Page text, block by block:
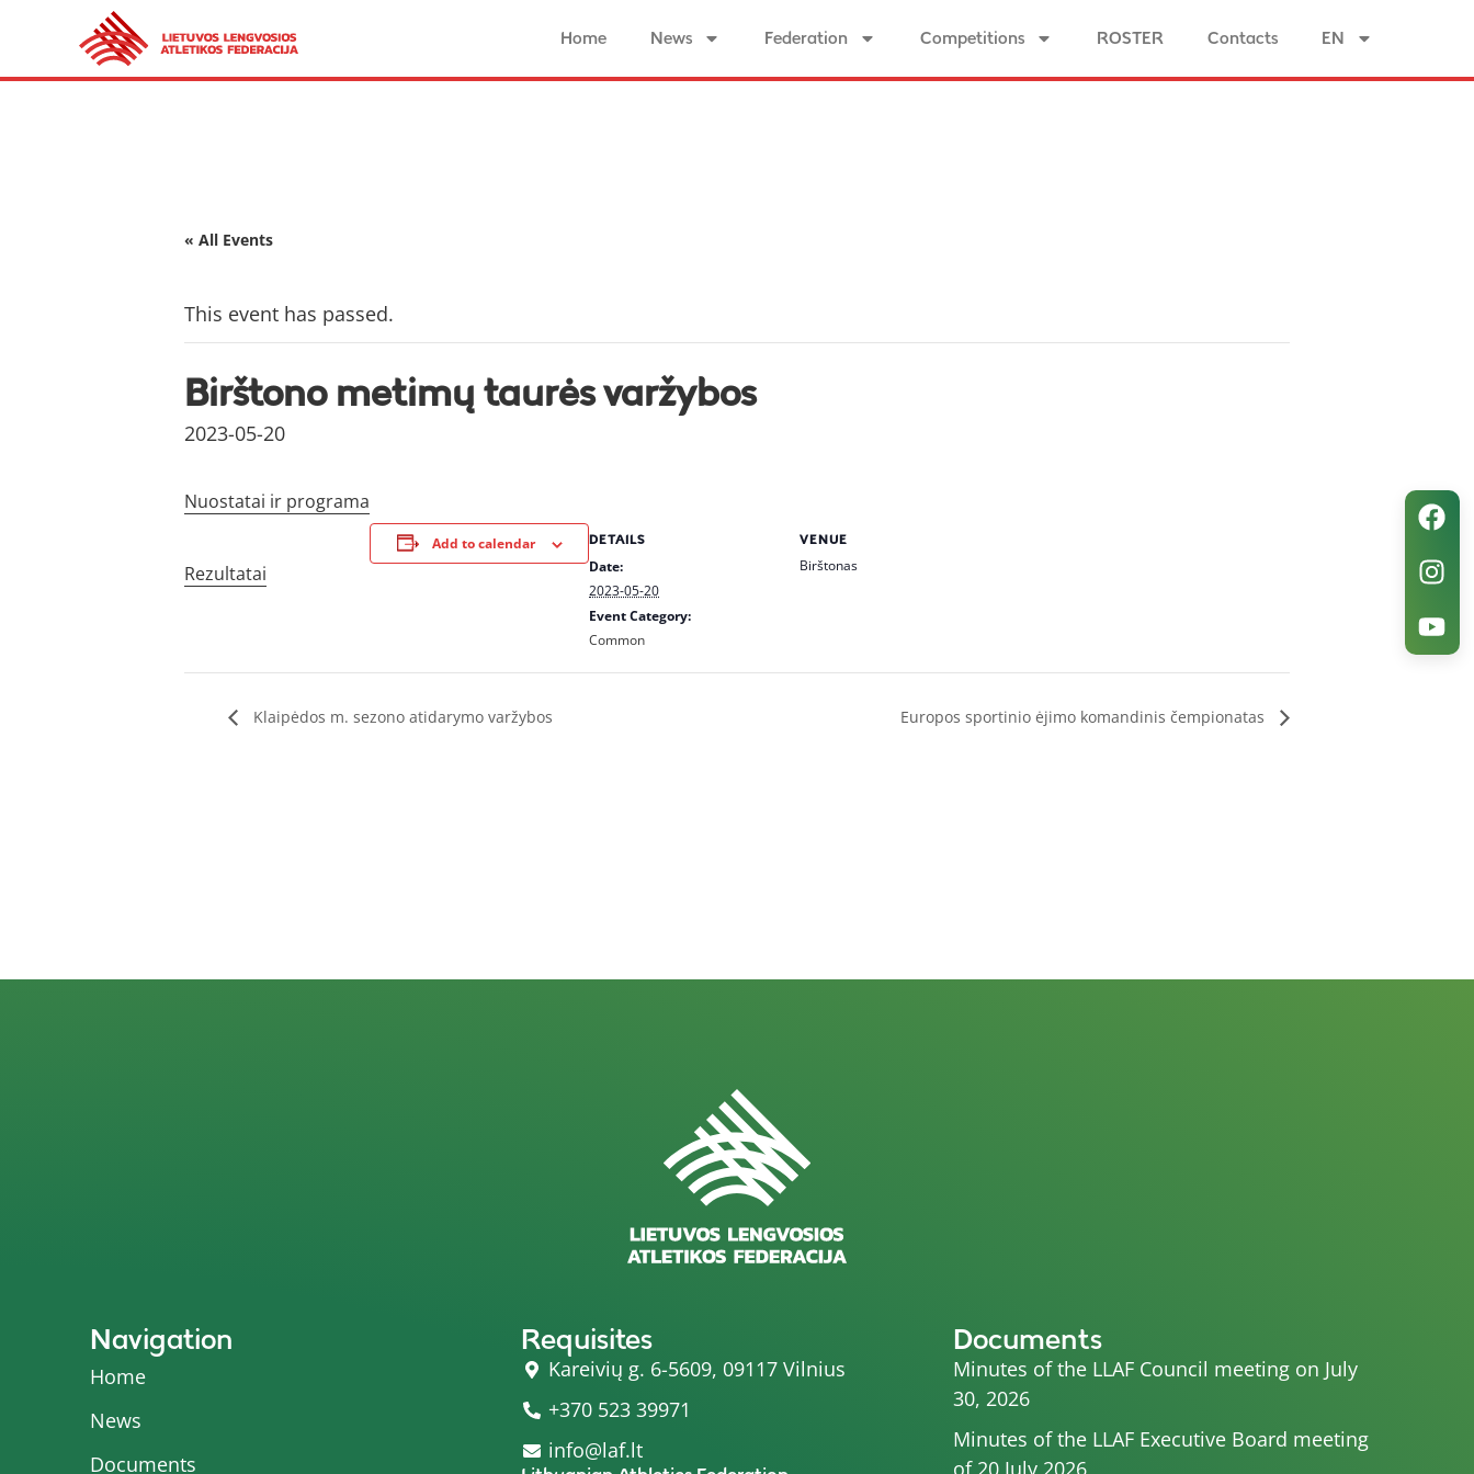
Home News Federation Competitions ROSTER Contacts EN
« All Events
This event has passed.
Birštono metimų taurės varžybos
2023-05-20
Nuostatai ir programa
Rezultatai
Add to calendar DETAILS
Date:
2023-05-20
Event Category:
Common
VENUE
Birštonas
Klaipėdos m. sezono atidarymo varžybos Europos sportinio ėjimo komandinis čempionatas
Navigation
Home
News
Documents
Requisites
Kareivių g. 6-5609, 09117 Vilnius
+370 523 39971
info@laf.lt
Documents
Minutes of the LLAF Council meeting on July
30, 2026
Minutes of the LLAF Executive Board meeting
of 20 July 2026